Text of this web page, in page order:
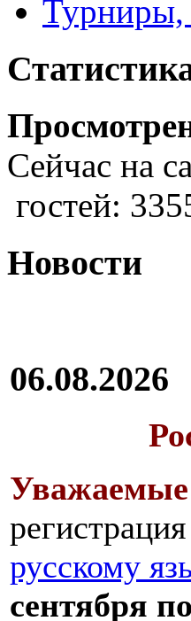
Турниры,
Сейчас на
гостей:
Новости
06.08.2026
Уважаемые
русскому
сентября